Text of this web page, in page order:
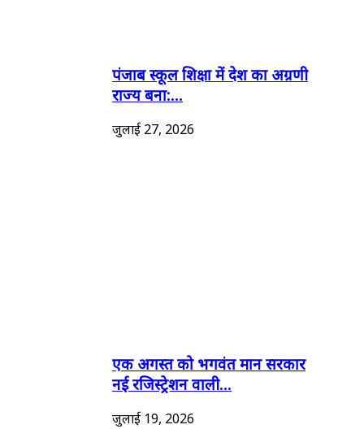
पंजाब स्कूल शिक्षा में देश का अग्रणी
राज्य बना:...
जुलाई 27, 2026
एक अगस्त को भगवंत मान सरकार
नई रजिस्ट्रेशन वाली...
जुलाई 19, 2026